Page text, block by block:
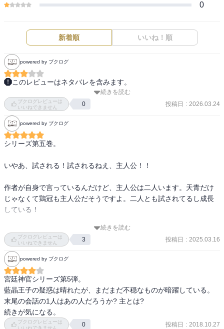
0
新着順 いいね！順
powered by ブクログ
このレビューはネタバレを含みます。
慧眼児として青き目に認められた天青は王子の殺人未遂の嫌疑を晴
らしに向かうが。羽テの解放が案外あっさりしていて、そんなんで
いいの？という感じ。結局、裏切り者は苑遊なんでしょうか？鶏冠
の親しい人なんてそういないし、消去法で彼が一番怪しい気が。ど
うでもいいけど、「十二国記」「彩雲国物語」同様、キャラの漢字
が難しくて読み方をすぐに忘れてしまってジレンマ。もうしつこい
覚えるのか。中華系ファンタジーはキャラ名がかっこいい反面、読
続きを読む
ブクログレビューは
いいねできません
0 投稿日 : 2026.03.24
powered by ブクログ
シリーズ第五巻。
いやあ、試される！試されるねえ、主人公！！
作者が自身で言っているんだけど、主人公は二人います。天青だけ
じゃなくて鶏冠も主人公だそうですよ。二人とも試されてるし成長
している！
そして、まさかのあの人が怪しい…「裏切らないでくれよ、頼むか
ら！」と言っても仕方ないことが胸をよぎる！
続きを読む
ブクログレビューは
いいねできません
3 投稿日 : 2025.03.16
powered by ブクログ
宮廷神官シリーズ第5弾。
藍晶王子の疑惑は晴れたが、まだまだ不穏なものが暗躍している。
末尾の会話の1人はあの人だろうか? 主とは?
続きが気になる。
ブクログレビューは
いいねできません
0 投稿日 : 2018.10.27